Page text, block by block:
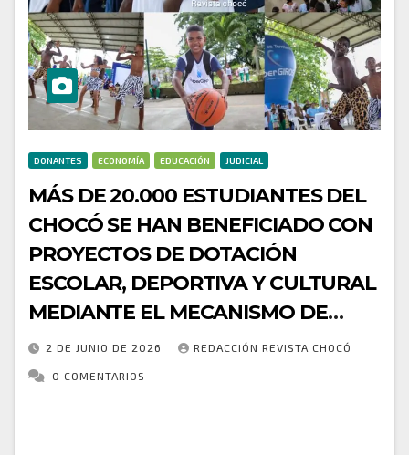
DONANTES ECONOMÍA EDUCACIÓN JUDICIAL
MÁS DE 20.000 ESTUDIANTES DEL
CHOCÓ SE HAN BENEFICIADO CON
PROYECTOS DE DOTACIÓN
ESCOLAR, DEPORTIVA Y CULTURAL
MEDIANTE EL MECANISMO DE
OBRAS POR IMPUESTOS
2 DE JUNIO DE 2026 REDACCIÓN REVISTA CHOCÓ
0 COMENTARIOS